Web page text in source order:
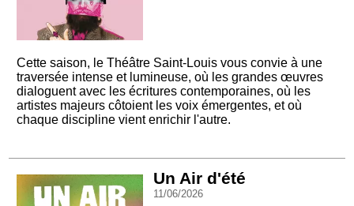
Cette saison, le Théâtre Saint-Louis vous convie à une
traversée intense et lumineuse, où les grandes œuvres
dialoguent avec les écritures contemporaines, où les
artistes majeurs côtoient les voix émergentes, et où
chaque discipline vient enrichir l'autre.
Un Air d'été
11/06/2026